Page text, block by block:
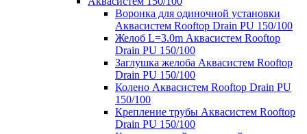
Воронка для одиночной установки
Аквасистем Rooftop Drain PU 150/100
Желоб L=3.0m Аквасистем Rooftop
Drain PU 150/100
Заглушка желоба Аквасистем Rooftop
Drain PU 150/100
Колено Аквасистем Rooftop Drain PU
150/100
Крепление трубы Аквасистем Rooftop
Drain PU 150/100